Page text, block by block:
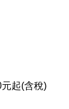
起(含稅)